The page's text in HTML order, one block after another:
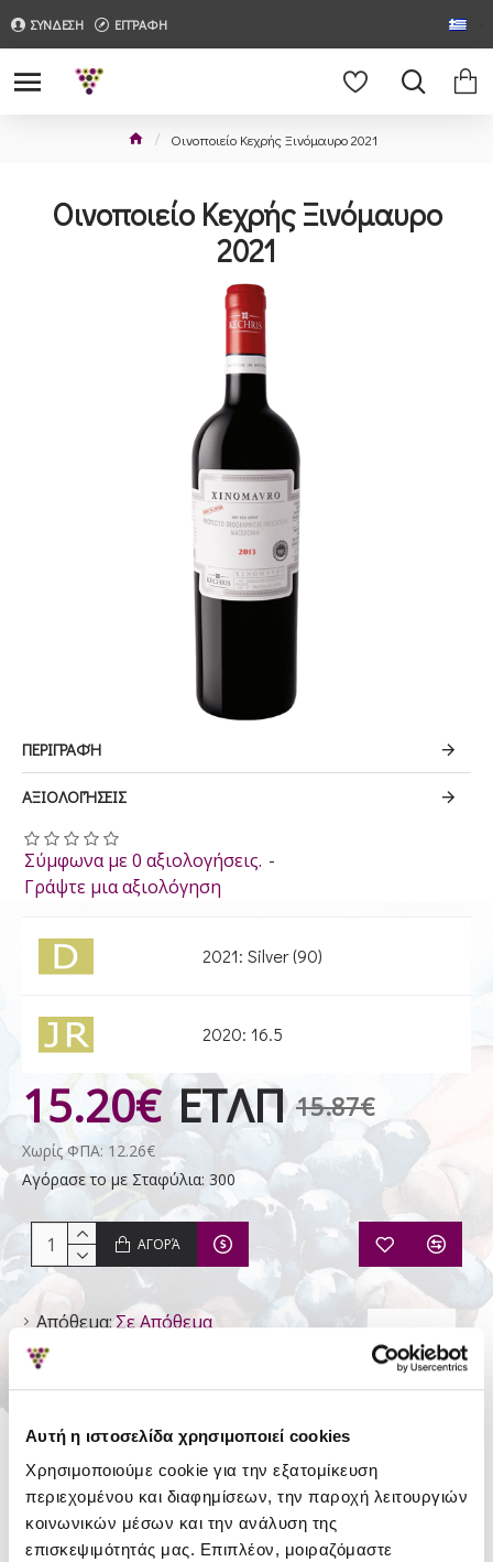
Αυτή η ιστοσελίδα χρησιμοποιεί cookies
Χρησιμοποιούμε cookie για την εξατομίκευση
περιεχομένου και διαφημίσεων, την παροχή λειτουργιών
κοινωνικών μέσων και την ανάλυση της
επισκεψιμότητάς μας. Επιπλέον, μοιραζόμαστε
ΣΥΝΔΕΣΗ ΕΓΓΡΑΦΗ
Οινοποιείο Κεχρής Ξινόμαυρο 2021
Οινοποιείο Κεχρής Ξινόμαυρο
2021
ΠΕΡΙΓΡΑΦΉ
ΑΞΙΟΛΟΓΉΣΕΙΣ
Απόθεμα:Σε Απόθεμα
Κερδίζετε Σταφύλια:
Σύμφωνα με 0 αξιολογήσεις. -
Γράψτε μια αξιολόγηση
2021: Silver (90)
2020: 16.5
ΕΤΛΠ 15.87€
15.20€
Χωρίς ΦΠΑ: 12.26€
Αγόρασε το με Σταφύλια: 300
ΑΓΟΡΆ
ΛΕΠΤΟΜΈΡΕΙΕΣ